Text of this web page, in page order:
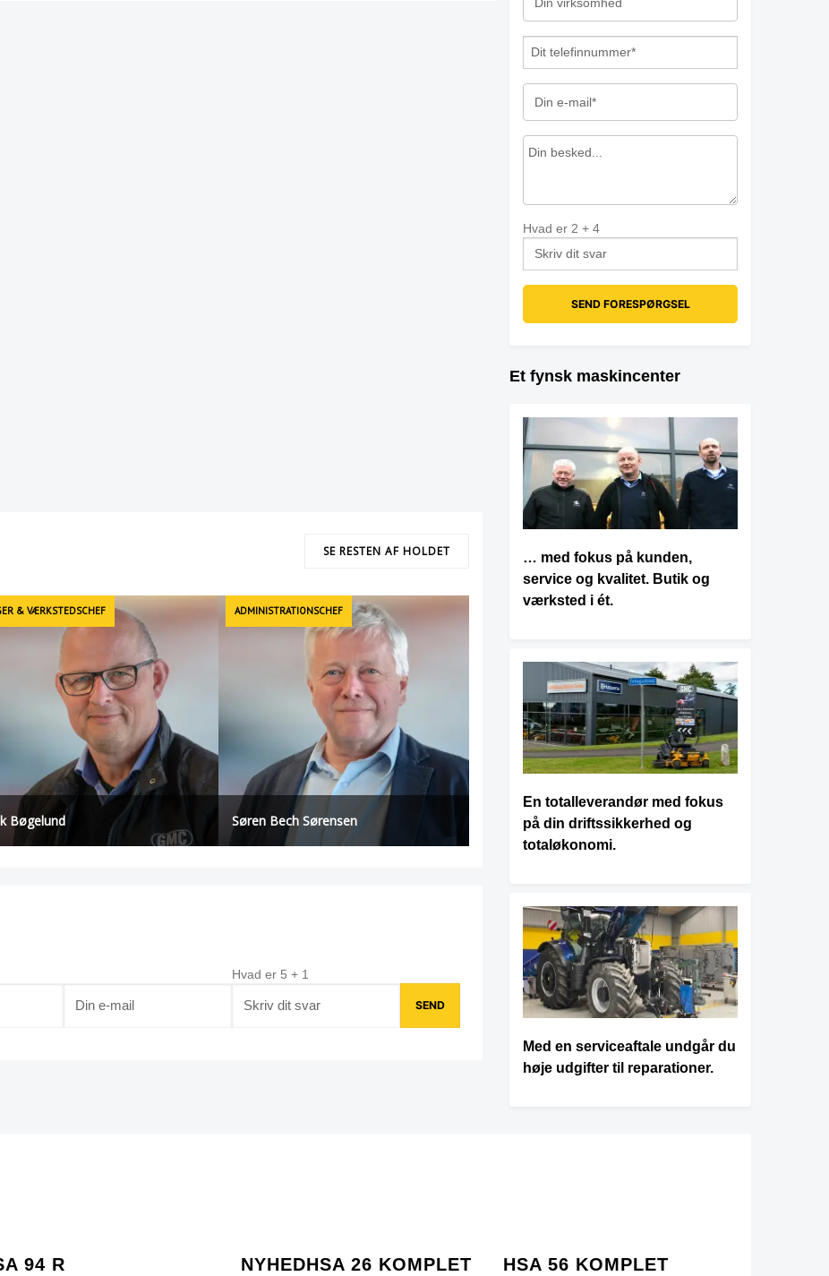
SE RESTEN AF HOLDET
& VÆRKSTEDSCHEF
Bøgelund
ADMINISTRATIONSCHEF
Søren Bech Sørensen
Hvad er 5 +1
Hvad er 2 + 4
Et fynsk maskincenter
… med fokus på kunden,
service og kvalitet. Butik og
værksted i ét.
En totalleverandør med fokus
på din driftssikkerhed og
totaløkonomi.
Med en serviceaftale undgår du
høje udgifter til reparationer.
94 R NYHEDHSA 26 KOMPLET HSA 56 KOMPLET